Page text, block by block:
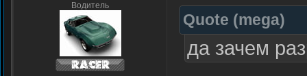
Водитель
Quote (mega)
да зачем